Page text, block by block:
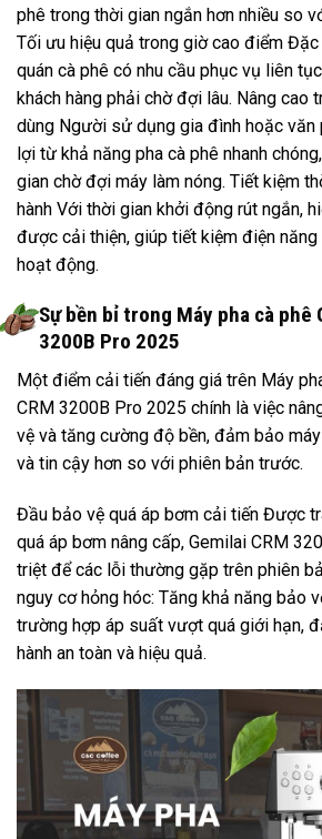
phê trong thời gian ngắn hơn nhiều so
Tối ưu hiệu quả trong giờ cao điểm
quán cà phê có nhu cầu phục vụ liên
khách hàng phải chờ đợi lâu. Nâng cao
dùng Người sử dụng gia đình hoặc văn
lợi từ khả năng pha cà phê nhanh
gian chờ đợi máy làm nóng. Tiết kiệm
hành Với thời gian khởi động rút ngắn,
được cải thiện, giúp tiết kiệm điện
hoạt động.
Sự bền bỉ trong Máy pha cà phê
3200B Pro 2025
Một điểm cải tiến đáng giá trên Máy
CRM 3200B Pro 2025 chính là việc
vệ và tăng cường độ bền, đảm bảo
và tin cậy hơn so với phiên bản trước.
Đầu bảo vệ quá áp bơm cải tiến Được
quá áp bơm nâng cấp, Gemilai CRM
triệt để các lỗi thường gặp trên phiên
nguy cơ hỏng hóc: Tăng khả năng bảo
trường hợp áp suất vượt quá giới hạn,
hành an toàn và hiệu quả.